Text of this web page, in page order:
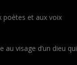
poètes et aux voix
visage d’un dieu qui